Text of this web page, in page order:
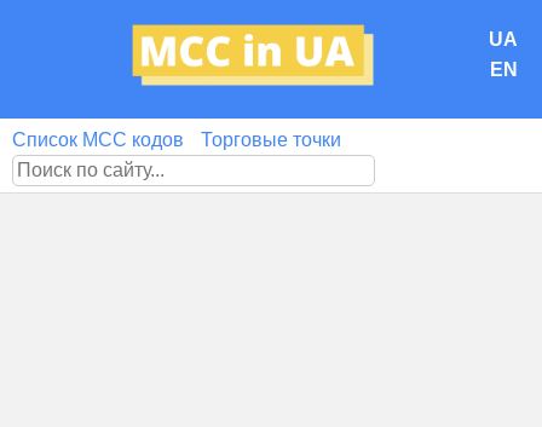
UA
EN
Список MCC кодов Торговые точки